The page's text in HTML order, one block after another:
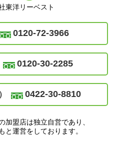
東洋リーベスト
0120-72-3966
0120-30-2285
0422-30-8810
加盟店は独立自営であり、
と運営をしております。